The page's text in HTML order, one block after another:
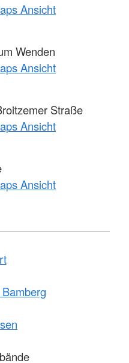
Ansicht
Wenden
Ansicht
Straße
Ansicht
Ansicht